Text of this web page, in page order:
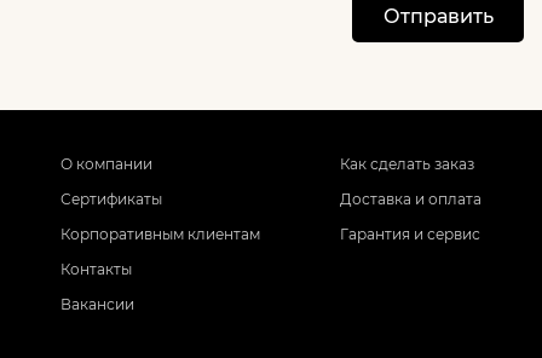
Отправить
О компании
Сертификаты
Корпоративным клиентам
Контакты
Вакансии
Как сделать заказ
Доставка и оплата
Гарантия и сервис